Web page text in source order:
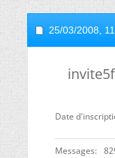
25/03/2008,
Date
Messages